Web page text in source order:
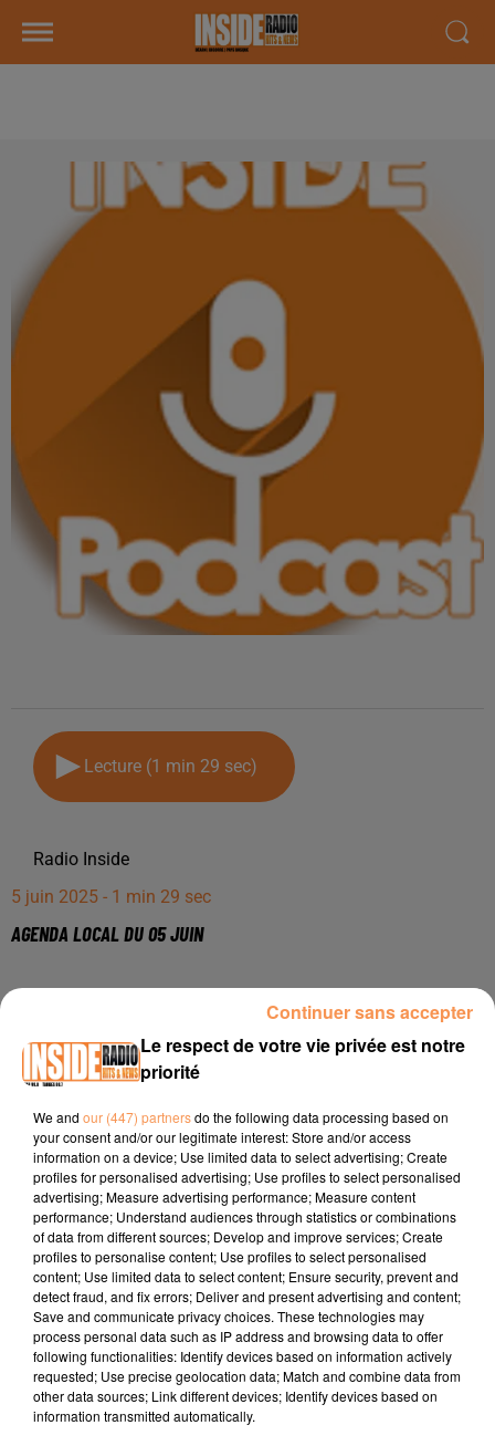
Lecture (1 min 29 sec)
Radio Inside
5 juin 2025 - 1 min 29 sec
AGENDA LOCAL DU 05 JUIN
00:16 PAU / estival Solo son Cuba du 06 au 09 juin à la
00:37 CAMBO-LES-BAINS / Rendez-vous aux Jardins 7 et 8
juin à la Villa Arnaga
00:54 TARBES / Festival Tarba en Canta jusqu'au 08 juin
www.tarbes.fr
TITRES DIFFUSÉS
Le respect de votre vie privée est notre
priorité
We and our (447) partnersdo the following data processing based on
your consent and/or our legitimate interest: Store and/or access
information on a device; Use limited data to select advertising; Create
profiles for personalised advertising; Use profiles to select personalised
advertising; Measure advertising performance; Measure content
performance; Understand audiences through statistics or combinations
of data from different sources; Develop and improve services; Create
profiles to personalise content; Use profiles to select personalised
content; Use limited data to select content; Ensure security, prevent and
detect fraud, and fix errors; Deliver and present advertising and content;
Save and communicate privacy choices. These technologies may
process personal data such as IP address and browsing data to offer
following functionalities: Identify devices based on information actively
requested; Use precise geolocation data; Match and combine data from
other data sources; Link different devices; Identify devices based on
information transmitted automatically.
Continuer sans accepter